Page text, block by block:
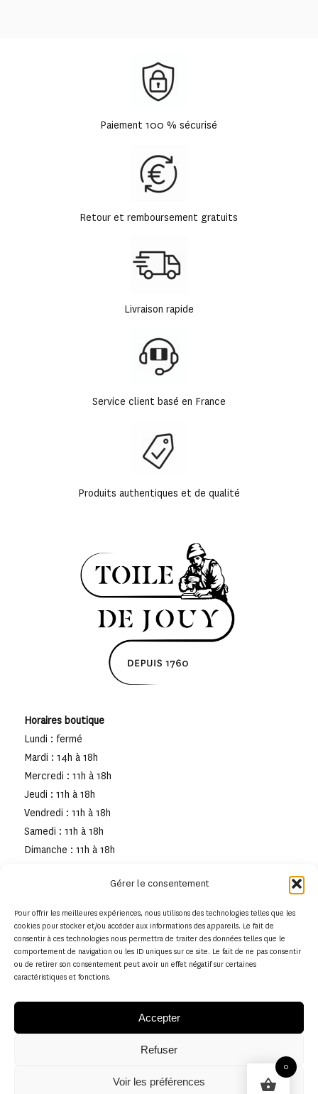
Gérer le consentement
Pour offrir les meilleures expériences, nous utilisons des technologies telles que les
cookies pour stocker et/ou accéder aux informations des appareils. Le fait de
consentir à ces technologies nous permettra de traiter des données telles que le
comportement de navigation ou les ID uniques sur ce site. Le fait de ne pas consentir
ou de retirer son consentement peut avoir un effet négatif sur certaines
caractéristiques et fonctions.
Accepter
Refuser
Voir les préférences
Paiement 100 % sécurisé
Retour et remboursement gratuits
Livraison rapide
Service client basé en France
Produits authentiques et de qualité
Horaires boutique
Lundi : fermé
Mardi : 14h à 18h
Mercredi : 11h à 18h
Jeudi : 11h à 18h
Vendredi : 11h à 18h
Samedi : 11h à 18h
Dimanche : 11h à 18h
0